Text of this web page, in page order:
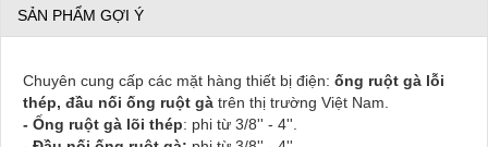
SẢN PHẨM GỢI Ý
Chuyên cung cấp các mặt hàng thiết bị điện: ống ruột gà lỗi
thép, đầu nối ống ruột gà trên thị trường Việt Nam.
- Ống ruột gà lõi thép: phi từ 3/8'' - 4''.